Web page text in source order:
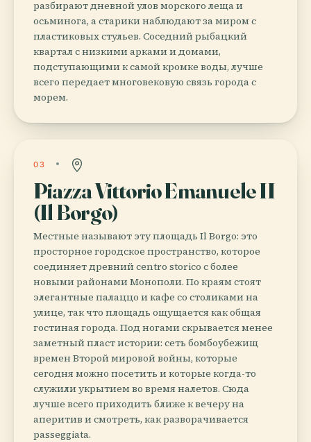
разбирают дневной улов морского леща и
осьминога, а старики наблюдают за миром с
пластиковых стульев. Соседний рыбацкий
квартал с низкими арками и домами,
подступающими к самой кромке воды, лучше
всего передает многовековую связь города с
морем.
03
Piazza Vittorio Emanuele II
(Il Borgo)
Местные называют эту площадь Il Borgo: это
просторное городское пространство, которое
соединяет древний centro storico с более
новыми районами Монополи. По краям стоят
элегантные палаццо и кафе со столиками на
улице, так что площадь ощущается как общая
гостиная города. Под ногами скрывается менее
заметный пласт истории: сеть бомбоубежищ
времен Второй мировой войны, которые
сегодня можно посетить и которые когда-то
служили укрытием во время налетов. Сюда
лучше всего приходить ближе к вечеру на
аперитив и смотреть, как разворачивается
passeggiata.